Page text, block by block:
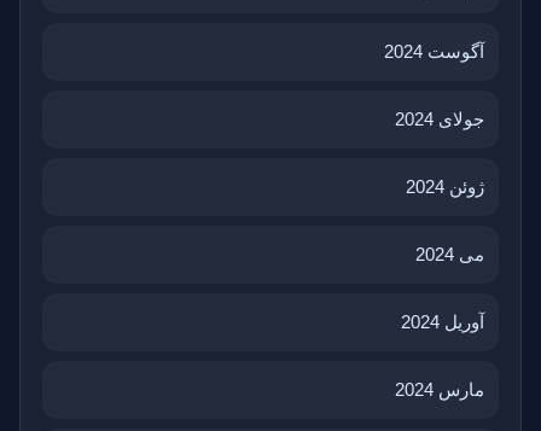
آگوست 2024
جولای 2024
ژوئن 2024
می 2024
آوریل 2024
مارس 2024